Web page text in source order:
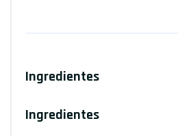
Ingredientes
Ingredientes